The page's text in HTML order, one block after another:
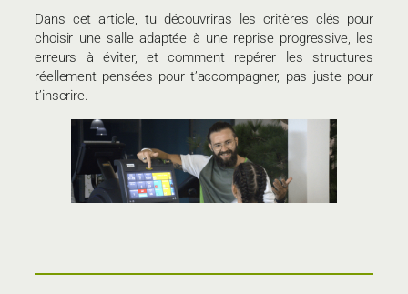
Dans cet article, tu découvriras les critères clés pour
choisir une salle adaptée à une reprise progressive, les
erreurs à éviter, et comment repérer les structures
réellement pensées pour t’accompagner, pas juste pour
t’inscrire.